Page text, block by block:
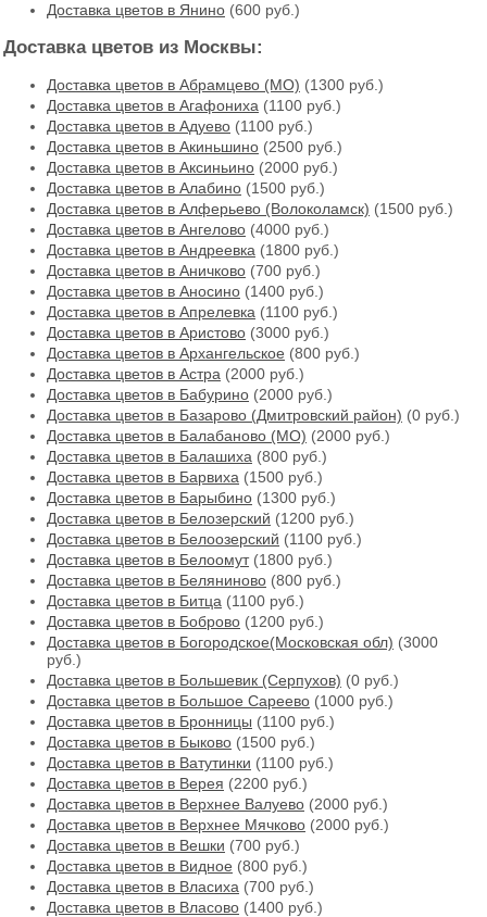
Доставка цветов в Янино (600 руб.)
Доставка цветов из Москвы:
Доставка цветов в Абрамцево (МО) (1300 руб.)
Доставка цветов в Агафониха (1100 руб.)
Доставка цветов в Адуево (1100 руб.)
Доставка цветов в Акиньшино (2500 руб.)
Доставка цветов в Аксиньино (2000 руб.)
Доставка цветов в Алабино (1500 руб.)
Доставка цветов в Алферьево (Волоколамск) (1500 руб.)
Доставка цветов в Ангелово (4000 руб.)
Доставка цветов в Андреевка (1800 руб.)
Доставка цветов в Аничково (700 руб.)
Доставка цветов в Аносино (1400 руб.)
Доставка цветов в Апрелевка (1100 руб.)
Доставка цветов в Аристово (3000 руб.)
Доставка цветов в Архангельское (800 руб.)
Доставка цветов в Астра (2000 руб.)
Доставка цветов в Бабурино (2000 руб.)
Доставка цветов в Базарово (Дмитровский район) (0 руб.)
Доставка цветов в Балабаново (МО) (2000 руб.)
Доставка цветов в Балашиха (800 руб.)
Доставка цветов в Барвиха (1500 руб.)
Доставка цветов в Барыбино (1300 руб.)
Доставка цветов в Белозерский (1200 руб.)
Доставка цветов в Белоозерский (1100 руб.)
Доставка цветов в Белоомут(1800 руб.)
Доставка цветов в Беляниново (800 руб.)
Доставка цветов в Битца (1100 руб.)
Доставка цветов в Боброво (1200 руб.)
Доставка цветов в Богородское(Московская обл) (3000
руб.)
Доставка цветов в Большевик (Серпухов) (0 руб.)
Доставка цветов в Большое Сареево (1000 руб.)
Доставка цветов в Бронницы (1100 руб.)
Доставка цветов в Быково (1500 руб.)
Доставка цветов в Ватутинки (1100 руб.)
Доставка цветов в Верея (2200 руб.)
Доставка цветов в Верхнее Валуево (2000 руб.)
Доставка цветов в Верхнее Мячково (2000 руб.)
Доставка цветов в Вешки (700 руб.)
Доставка цветов в Видное (800 руб.)
Доставка цветов в Власиха (700 руб.)
Доставка цветов в Власово (1400 руб.)